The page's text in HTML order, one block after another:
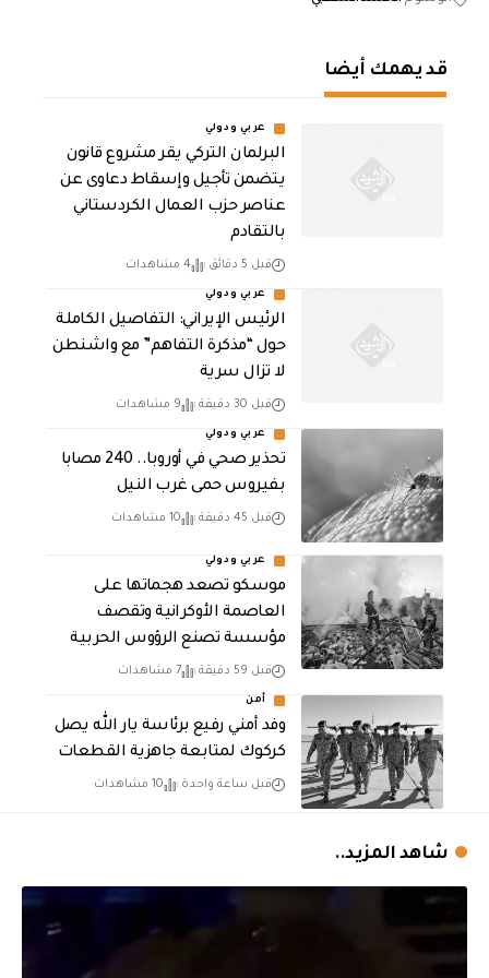
قد يهمك أيضا
عربي ودولي
البرلمان التركي يقر مشروع قانون
يتضمن تأجيل وإسقاط دعاوى عن
عناصر حزب العمال الكردستاني
بالتقادم
قبل 5 دقائق 4 مشاهدات
عربي ودولي
الرئيس الإيراني: التفاصيل الكاملة
حول “مذكرة التفاهم” مع واشنطن
لا تزال سرية
قبل 30 دقيقة 9 مشاهدات
عربي ودولي
تحذير صحي في أوروبا.. 240 مصابا
بفيروس حمى غرب النيل
قبل 45 دقيقة 10 مشاهدات
عربي ودولي
موسكو تصعد هجماتها على
العاصمة الأوكرانية وتقصف
مؤسسة تصنع الرؤوس الحربية
قبل 59 دقيقة 7 مشاهدات
أمن
وفد أمني رفيع برئاسة يار الله يصل
كركوك لمتابعة جاهزية القطعات
قبل ساعة واحدة 10 مشاهدات
شاهد المزيد..